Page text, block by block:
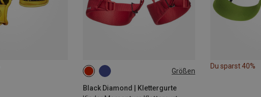
Größen
Black Diamond | Klettergurte
35-65CM
Du sparst 40%